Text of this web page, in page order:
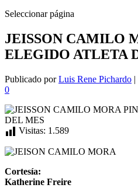
Seleccionar página
JEISSON CAMILO
ELEGIDO ATLETA
Publicado porLuis Rene Pichardo |
0
Visitas: 1.589
Cortesía:
Katherine Freire